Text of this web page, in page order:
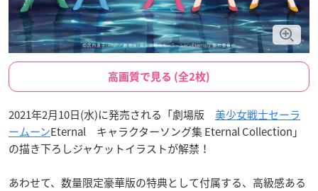
高画質で見る (全2枚)
2021年2月10日(水)に発売される「劇場版 美少女戦士セーラ
ームーンEternal キャラクターソング集 Eternal Collection」
の描き下ろしジャケットイラストが解禁！
あわせて、数量限定豪華版の特典として付属する、高級感ある